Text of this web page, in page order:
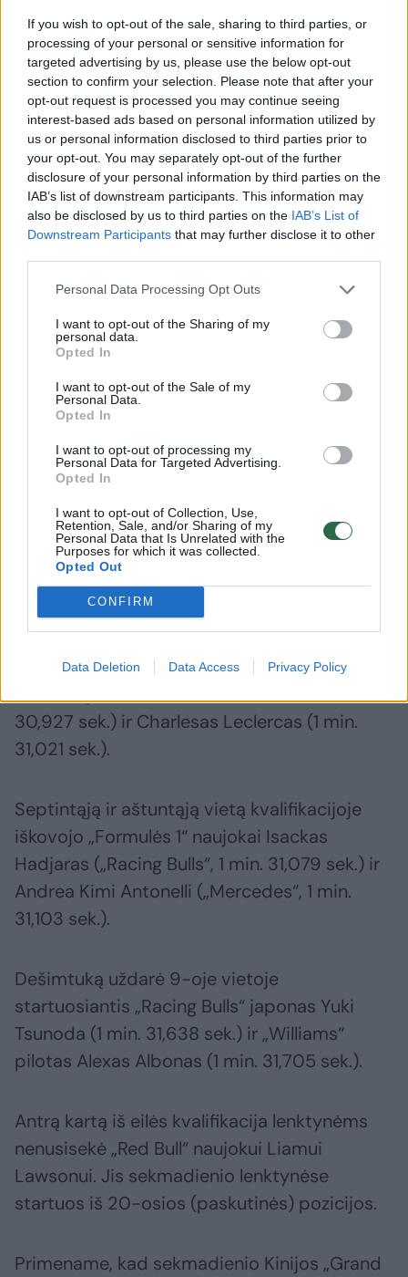
If you wish to opt-out of the sale, sharing to third parties, or
processing of your personal or sensitive information for
targeted advertising by us, please use the below opt-out
section to confirm your selection. Please note that after your
opt-out request is processed you may continue seeing
interest-based ads based on personal information utilized by
us or personal information disclosed to third parties prior to
your opt-out. You may separately opt-out of the further
disclosure of your personal information by third parties on the
IAB’s list of downstream participants. This information may
also be disclosed by us to third parties on the IAB’s List of
Downstream Participants that may further disclose it to other
Personal Data Processing Opt Outs
I want to opt-out of the Sharing of my
personal data.
Opted In
I want to opt-out of the Sale of my
Personal Data.
Opted In
I want to opt-out of processing my
Personal Data for Targeted Advertising.
Opted In
I want to opt-out of Collection, Use,
Retention, Sale, and/or Sharing of my
Personal Data that Is Unrelated with the
Purposes for which it was collected.
Opted Out
CONFIRM
Data Deletion Data Access Privacy Policy
Pirmoji saldi pergalė „Ferrari“
gretose: L. Hamiltonas
triumfavo „Formulės 1“
sprinto lenktynėse Kinijoje
pergalė
rekordas
Iš trečios pozicijos lenktynes pradės kitas
„McLaren“ pilotas Lando Norrisas. Britas
pirmuoju savo bandymu ratą įveikė per 1 min.
30,793 sek. Antrajame išvažiavime britas
antrame sektoriuje neteko ypač daug laiko, o
keliavo į aptarnavimo juostą.
Ketvirtas Šanchajuje startuos Maxas
Verstappenas („Red Bull“). Nyderlandų
lenktynininkas savo greičiausią ratą įveikė per
1 min. 30,817 sek.
5-oje ir 6-oje vietoje lenktynes pradės
30,927 sek.) ir Charlesas Leclercas (1 min.
31,021 sek.).
Septintąją ir aštuntąją vietą kvalifikacijoje
iškovojo „Formulės 1“ naujokai Isackas
Hadjaras („Racing Bulls“, 1 min. 31,079 sek.) ir
Andrea Kimi Antonelli („Mercedes“, 1 min.
31,103 sek.).
Dešimtuką uždarė 9-oje vietoje
startuosiantis „Racing Bulls“ japonas Yuki
Tsunoda (1 min. 31,638 sek.) ir „Williams“
pilotas Alexas Albonas (1 min. 31,705 sek.).
Antrą kartą iš eilės kvalifikacija lenktynėms
nenusisekė „Red Bull“ naujokui Liamui
Lawsonui. Jis sekmadienio lenktynėse
startuos iš 20-osios (paskutinės) pozicijos.
Primename, kad sekmadienio Kinijos „Grand